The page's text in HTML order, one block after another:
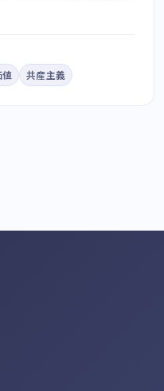
値 共産主義